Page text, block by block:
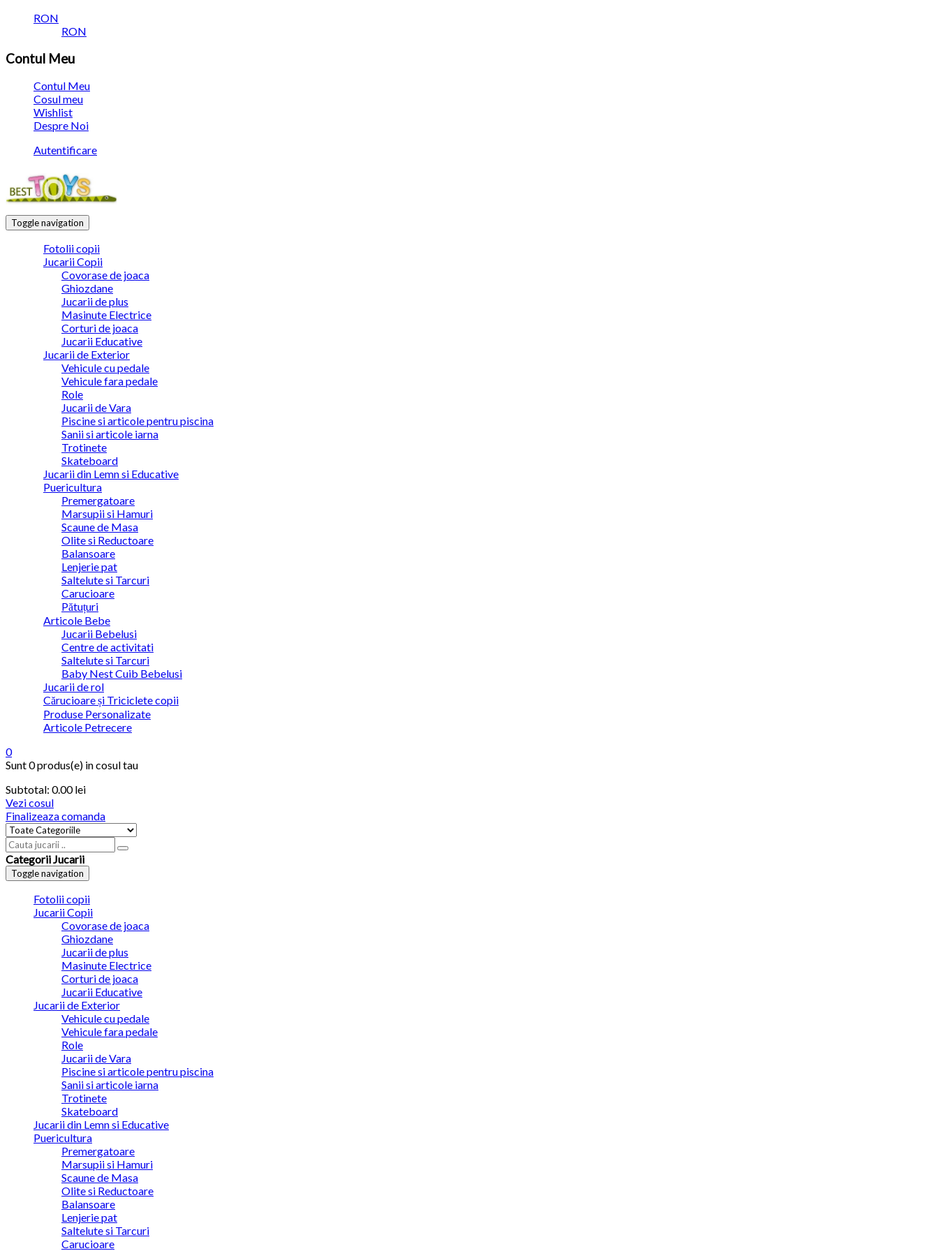
RON
RON
Contul Meu
Contul Meu
Cosul meu
Wishlist
Despre Noi
Autentificare
Toggle navigation
Fotolii copii
Jucarii Copii
Covorase de joaca
Ghiozdane
Jucarii de plus
Masinute Electrice
Corturi de joaca
Jucarii Educative
Jucarii de Exterior
Vehicule cu pedale
Vehicule fara pedale
Role
Jucarii de Vara
Piscine si articole pentru piscina
Sanii si articole iarna
Trotinete
Skateboard
Jucarii din Lemn si Educative
Puericultura
Premergatoare
Marsupii si Hamuri
Scaune de Masa
Olite si Reductoare
Balansoare
Lenjerie pat
Saltelute si Tarcuri
Carucioare
Pătuțuri
Articole Bebe
Jucarii Bebelusi
Centre de activitati
Saltelute si Tarcuri
Baby Nest Cuib Bebelusi
Jucarii de rol
Cărucioare și Triciclete copii
Produse Personalizate
Articole Petrecere
0
Sunt0 produs(e) in cosul tau
Subtotal: 0.00lei
Vezi cosul
Finalizeaza comanda
Categorii Jucarii
Toggle navigation
Fotolii copii
Jucarii Copii
Covorase de joaca
Ghiozdane
Jucarii de plus
Masinute Electrice
Corturi de joaca
Jucarii Educative
Jucarii de Exterior
Vehicule cu pedale
Vehicule fara pedale
Role
Jucarii de Vara
Piscine si articole pentru piscina
Sanii si articole iarna
Trotinete
Skateboard
Jucarii din Lemn si Educative
Puericultura
Premergatoare
Marsupii si Hamuri
Scaune de Masa
Olite si Reductoare
Balansoare
Lenjerie pat
Saltelute si Tarcuri
Carucioare